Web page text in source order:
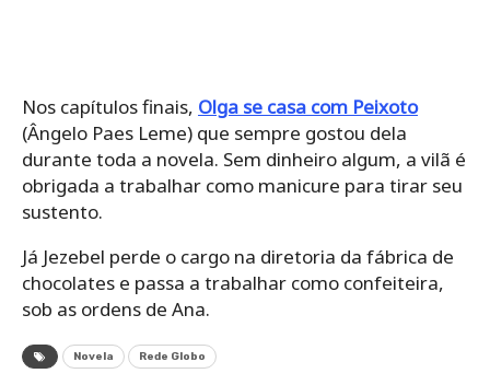
Nos capítulos finais, Olga se casa com Peixoto
(Ângelo Paes Leme) que sempre gostou dela
durante toda a novela. Sem dinheiro algum, a vilã é
obrigada a trabalhar como manicure para tirar seu
sustento.
Já Jezebel perde o cargo na diretoria da fábrica de
chocolates e passa a trabalhar como confeiteira,
sob as ordens de Ana.
Novela Rede Globo